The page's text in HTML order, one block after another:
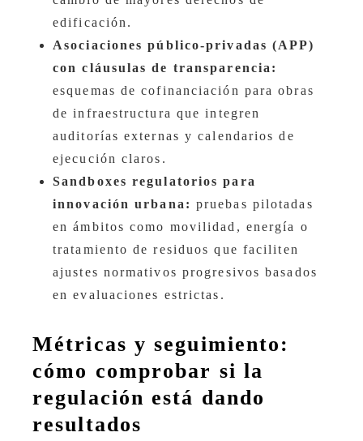
edificación.
Asociaciones público-privadas (APP)
con cláusulas de transparencia:
esquemas de cofinanciación para obras
de infraestructura que integren
auditorías externas y calendarios de
ejecución claros.
Sandboxes regulatorios para
innovación urbana: pruebas pilotadas
en ámbitos como movilidad, energía o
tratamiento de residuos que faciliten
ajustes normativos progresivos basados
en evaluaciones estrictas.
Métricas y seguimiento:
cómo comprobar si la
regulación está dando
resultados